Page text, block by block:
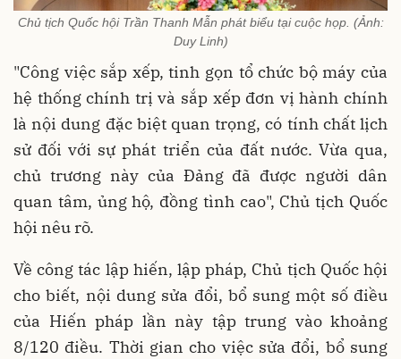
Chủ tịch Quốc hội Trần Thanh Mẫn phát biểu tại cuộc họp. (Ảnh:
Duy Linh)
"Công việc sắp xếp, tinh gọn tổ chức bộ máy của
hệ thống chính trị và sắp xếp đơn vị hành chính
là nội dung đặc biệt quan trọng, có tính chất lịch
sử đối với sự phát triển của đất nước. Vừa qua,
chủ trương này của Đảng đã được người dân
quan tâm, ủng hộ, đồng tình cao", Chủ tịch Quốc
hội nêu rõ.
Về công tác lập hiến, lập pháp, Chủ tịch Quốc hội
cho biết, nội dung sửa đổi, bổ sung một số điều
của Hiến pháp lần này tập trung vào khoảng
8/120 điều. Thời gian cho việc sửa đổi, bổ sung